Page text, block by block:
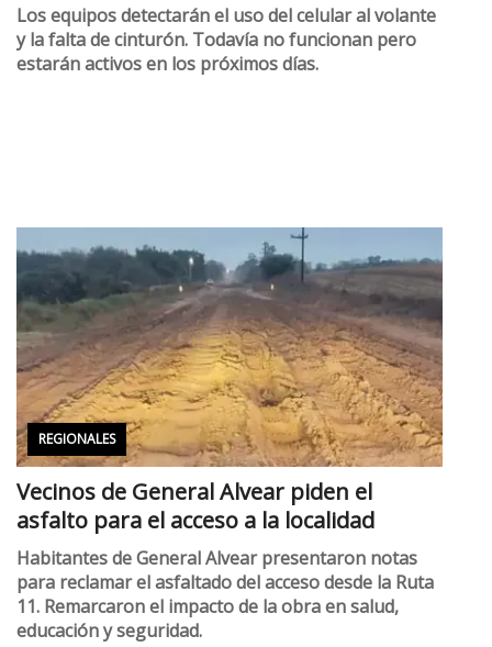
Los equipos detectarán el uso del celular al volante
y la falta de cinturón. Todavía no funcionan pero
estarán activos en los próximos días.
REGIONALES
Vecinos de General Alvear piden el
asfalto para el acceso a la localidad
Habitantes de General Alvear presentaron notas
para reclamar el asfaltado del acceso desde la Ruta
11. Remarcaron el impacto de la obra en salud,
educación y seguridad.